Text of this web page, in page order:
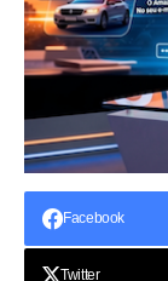
Facebook
Twitter